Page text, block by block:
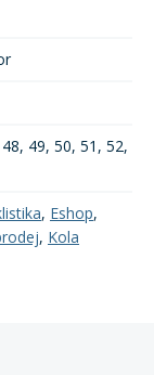
49, 50, 51, 52,
, Eshop,
, Kola